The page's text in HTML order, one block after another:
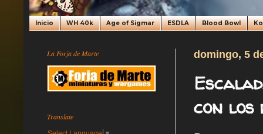
Inicio WH 40k Age of Sigmar ESDLA Blood Bowl
domingo, 5
con los
La Forja de Marte
Translate